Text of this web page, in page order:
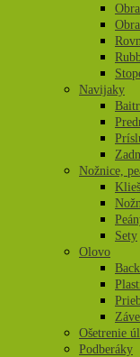
Navijaky
Nožnice,
Sety
Olovo
Ošetrenie
Podberáky